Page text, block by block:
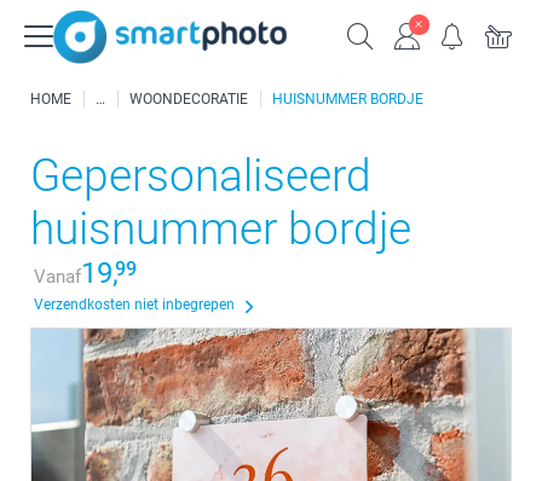
HOME WOONDECORATIE HUISNUMMER BORDJE
Gepersonaliseerd
huisnummer bordje
Vanaf19,99
Verzendkosten niet inbegrepen